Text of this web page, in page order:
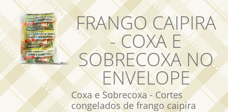
pedaços
(patente
requerida)
FRANGO CAIPIRA
- COXA E
SOBRECOXA NO
ENVELOPE
Coxa e Sobrecoxa - Cortes
congelados de frango caipira